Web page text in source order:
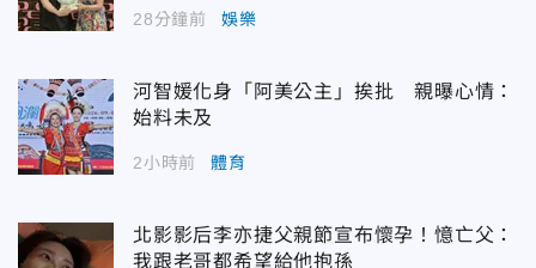
28分鐘前 娛樂
河智媛化身「阿美公主」挨批 親曝心情：
始料未及
2小時前 體育
北影影后李亦捷父親節宣布懷孕！憶亡父：
我跟老哥都希望給他抱孫